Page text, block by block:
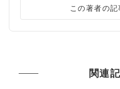
この著者の
関連